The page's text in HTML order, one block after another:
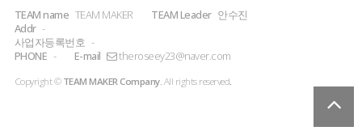
TEAM name TEAM MAKER TEAM Leader 안수진
Addr -
사업자등록번호 -
PHONE - E-mail theroseey23@naver.com
Copyright © TEAM MAKER Company. All rights reserved.